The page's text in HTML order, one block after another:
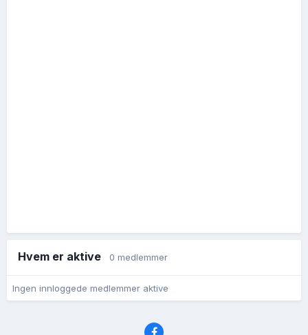
Hvem er aktive 0 medlemmer
Ingen innloggede medlemmer aktive